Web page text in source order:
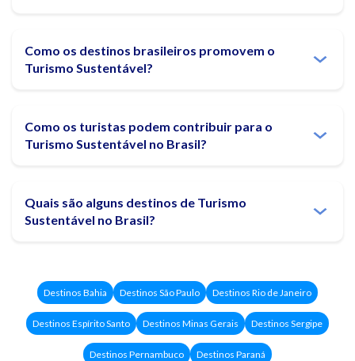
Como os destinos brasileiros promovem o
Turismo Sustentável?
Como os turistas podem contribuir para o
Turismo Sustentável no Brasil?
Quais são alguns destinos de Turismo
Sustentável no Brasil?
Destinos Bahia Destinos São Paulo Destinos Rio de Janeiro
Destinos Espírito Santo Destinos Minas Gerais Destinos Sergipe
Destinos Pernambuco Destinos Paraná